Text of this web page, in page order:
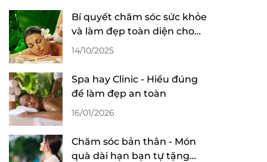
Bí quyết chăm sóc sức khỏe
và làm đẹp toàn diện cho
phái đẹp hiện đại
14/10/2025
Spa hay Clinic - Hiểu đúng
để làm đẹp an toàn
16/01/2026
Chăm sóc bản thân - Món
quà dài hạn bạn tự tặng